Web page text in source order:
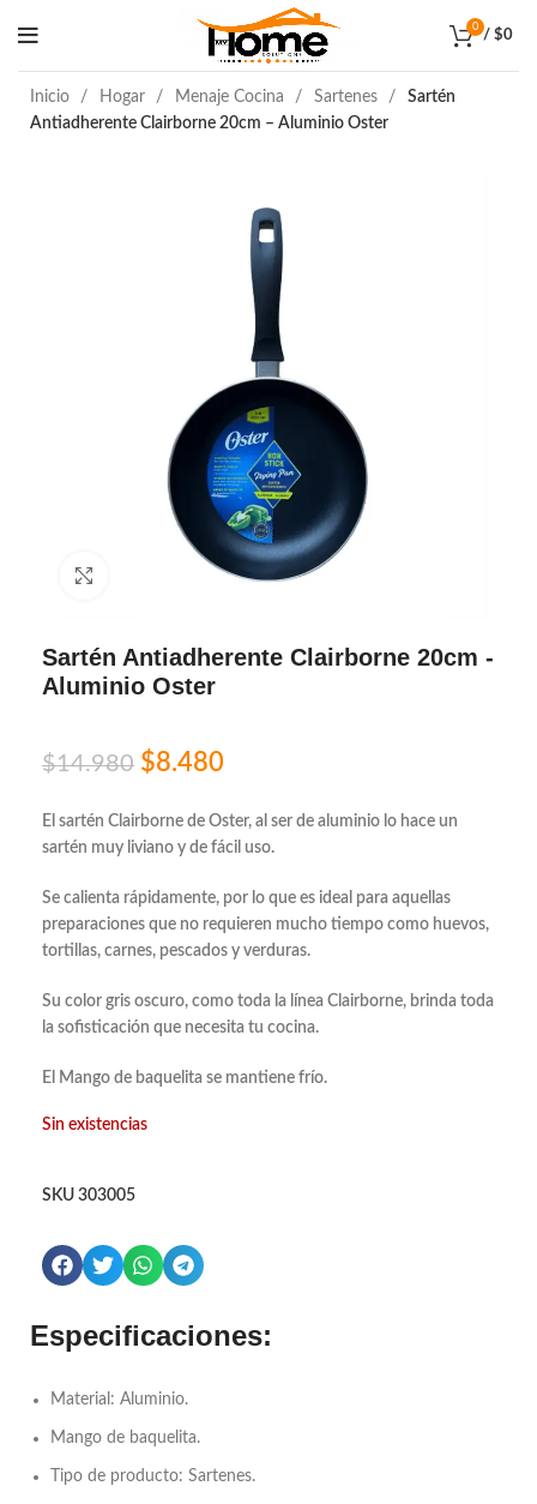
0
/ $0
Inicio Hogar Menaje Cocina Sartenes
Sartén
Antiadherente Clairborne 20cm – Aluminio Oster
Sartén Antiadherente Clairborne 20cm -
Aluminio Oster
$14.980 $8.480
El sartén Clairborne de Oster, al ser de aluminio lo hace un
sartén muy liviano y de fácil uso.
Se calienta rápidamente, por lo que es ideal para aquellas
preparaciones que no requieren mucho tiempo como huevos,
tortillas, carnes, pescados y verduras.
Su color gris oscuro, como toda la línea Clairborne, brinda toda
la sofisticación que necesita tu cocina.
El Mango de baquelita se mantiene frío.
Sin existencias
SKU 303005
Especificaciones:
Material: Aluminio.
Mango de baquelita.
Tipo de producto: Sartenes.